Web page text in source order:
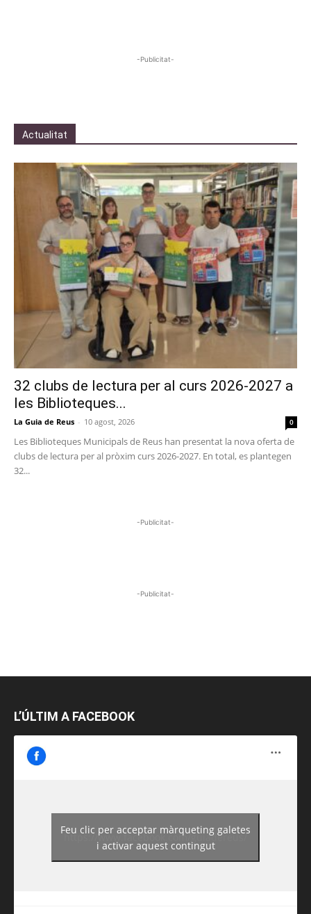
-Publicitat-
Actualitat
32 clubs de lectura per al curs 2026-2027 a
les Biblioteques...
La Guia de Reus - 10 agost, 2026 0
Les Biblioteques Municipals de Reus han presentat la nova oferta de
clubs de lectura per al pròxim curs 2026-2027. En total, es plantegen
32...
-Publicitat-
-Publicitat-
L’ÚLTIM A FACEBOOK
https://www.facebook.com/guiadereus/
Feu clic per acceptar màrqueting galetes
i activar aquest contingut